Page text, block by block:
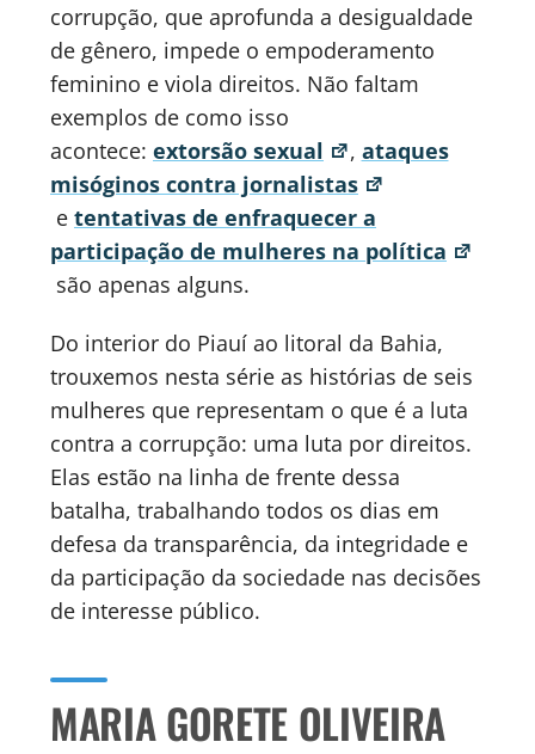
corrupção, que aprofunda a desigualdade
de gênero, impede o empoderamento
feminino e viola direitos. Não faltam
exemplos de como isso
acontece: extorsão sexual , ataques
misóginos contra jornalistas
e tentativas de enfraquecer a
participação de mulheres na política
são apenas alguns.
Do interior do Piauí ao litoral da Bahia,
trouxemos nesta série as histórias de seis
mulheres que representam o que é a luta
contra a corrupção: uma luta por direitos.
Elas estão na linha de frente dessa
batalha, trabalhando todos os dias em
defesa da transparência, da integridade e
da participação da sociedade nas decisões
de interesse público.
MARIA GORETE OLIVEIRA